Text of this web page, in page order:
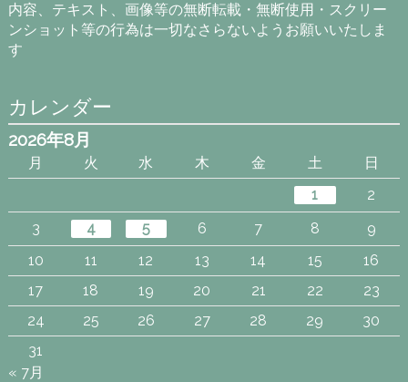
内容、テキスト、画像等の無断転載・無断使用・スクリー
ンショット等の行為は一切なさらないようお願いいたしま
す
カレンダー
2026年8月
月 火 水 木 金 土
日
1
2
3
4 5 6 7 8
9
10
11 12 13 14 15
16
17
18 19 20 21 22
23
24
25 26 27 28 29
30
31
« 7月